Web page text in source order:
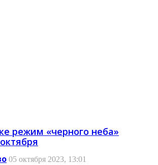
режим «черного неба»
05 октября 2023, 13:01